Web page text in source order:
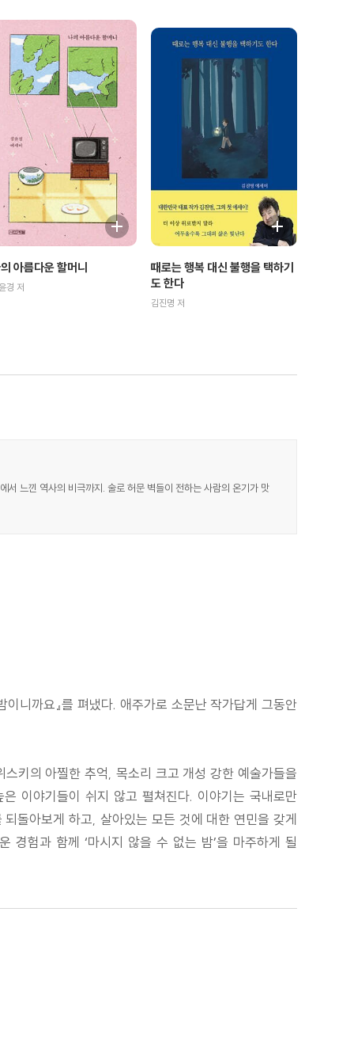
아름다운 할머니
경 저
때로는 행복 대신 불행을 택하기
도 한다
김진명 저
서 느낀 역사의 비극까지. 술로 허문 벽들이 전하는 사람의 온기가 맛
니까요』를 펴냈다. 애주가로 소문난 작가답게 그동안
키의 아찔한 추억, 목소리 크고 개성 강한 예술가들을
이야기들이 쉬지 않고 펼쳐진다. 이야기는 국내로만
돌아보게 하고, 살아있는 모든 것에 대한 연민을 갖게
경험과 함께 ‘마시지 않을 수 없는 밤’을 마주하게 될